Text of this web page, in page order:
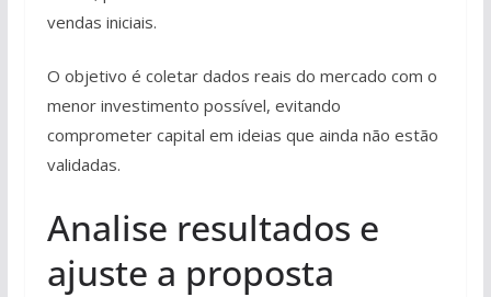
vendas iniciais.
O objetivo é coletar dados reais do mercado com o
menor investimento possível, evitando
comprometer capital em ideias que ainda não estão
validadas.
Analise resultados e
ajuste a proposta